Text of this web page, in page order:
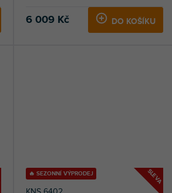
6 009 Kč DO KOŠÍKU
SLEVA
🔥 SEZONNÍ VÝPRODEJ